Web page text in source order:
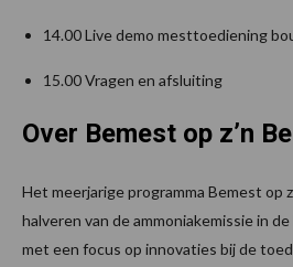
14.00 Live demo mesttoediening
15.00 Vragen en afsluiting
Over Bemest op z’n
Het meerjarige programma Bemest op
halveren van de ammoniakemissie in
met een focus op innovaties bij de